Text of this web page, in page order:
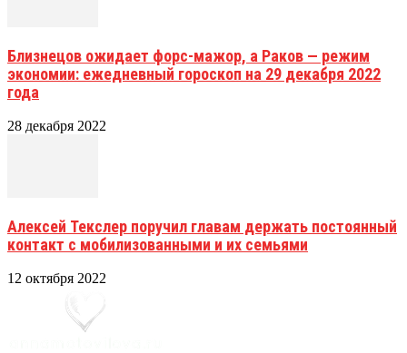
Близнецов ожидает форс-мажор, а Раков — режим
экономии: ежедневный гороскоп на 29 декабря 2022
года
28 декабря 2022
Алексей Текслер поручил главам держать постоянный
контакт с мобилизованными и их семьями
12 октября 2022